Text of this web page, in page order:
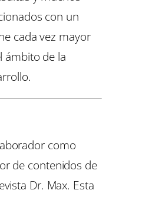
con un
cada vez mayor
ámbito de la
como
de contenidos de
Dr. Max. Esta